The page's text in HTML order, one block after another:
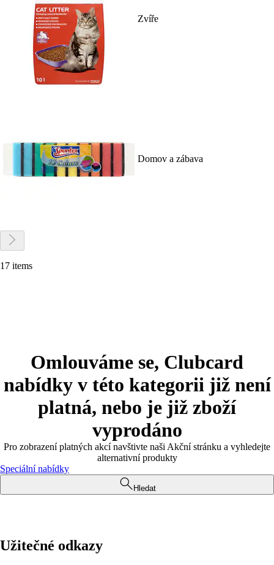
Zvíře
Domov a zábava
17 items
Omlouváme se, Clubcard
nabídky v této kategorii již není
platná, nebo je již zboží
vyprodáno
Pro zobrazení platných akcí navštivte naši Akční stránku a vyhledejte
alternativní produkty
Speciální nabídky
Hledat
Užitečné odkazy